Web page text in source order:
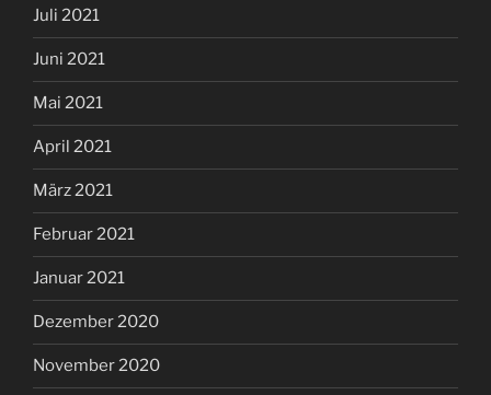
Juli 2021
Juni 2021
Mai 2021
April 2021
März 2021
Februar 2021
Januar 2021
Dezember 2020
November 2020